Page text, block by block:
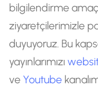
bilgilendirme
ziyaretçilerimizle
duyuyoruz. Bu
yayınlarımızı
veYoutube